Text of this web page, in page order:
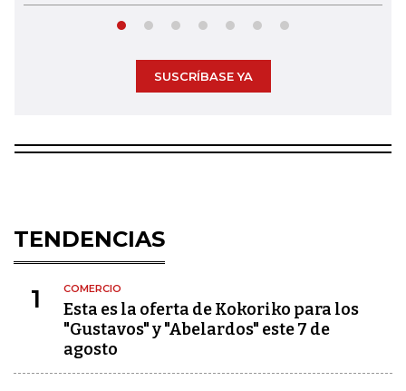
SUSCRÍBASE YA
TENDENCIAS
1 COMERCIO
Esta es la oferta de Kokoriko para los
"Gustavos" y "Abelardos" este 7 de
agosto